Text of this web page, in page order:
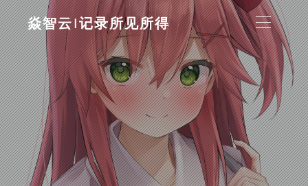
焱智云|记录所见所得